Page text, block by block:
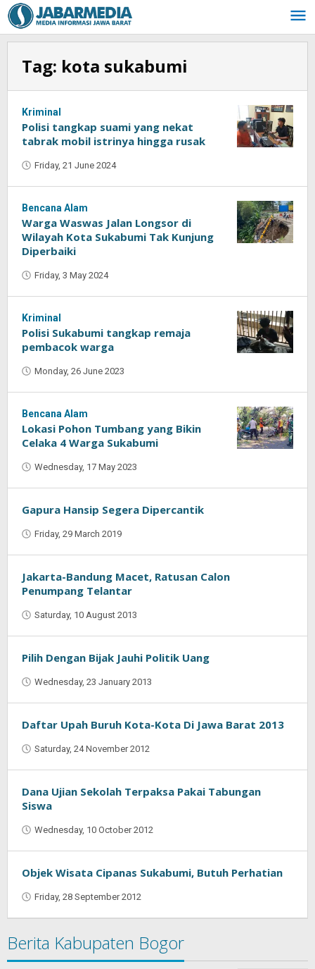
Skip
to
content
Tag: kota sukabumi
Kriminal
Polisi tangkap suami yang nekat
tabrak mobil istrinya hingga rusak
Friday, 21 June 2024
Bencana Alam
Warga Waswas Jalan Longsor di
Wilayah Kota Sukabumi Tak Kunjung
Diperbaiki
Friday, 3 May 2024
Kriminal
Polisi Sukabumi tangkap remaja
pembacok warga
Monday, 26 June 2023
Bencana Alam
Lokasi Pohon Tumbang yang Bikin
Celaka 4 Warga Sukabumi
Wednesday, 17 May 2023
Gapura Hansip Segera Dipercantik
Friday, 29 March 2019
Jakarta-Bandung Macet, Ratusan Calon
Penumpang Telantar
Saturday, 10 August 2013
Pilih Dengan Bijak Jauhi Politik Uang
Wednesday, 23 January 2013
Daftar Upah Buruh Kota-Kota Di Jawa Barat 2013
Saturday, 24 November 2012
Dana Ujian Sekolah Terpaksa Pakai Tabungan
Siswa
Wednesday, 10 October 2012
Objek Wisata Cipanas Sukabumi, Butuh Perhatian
Friday, 28 September 2012
Berita Kabupaten Bogor